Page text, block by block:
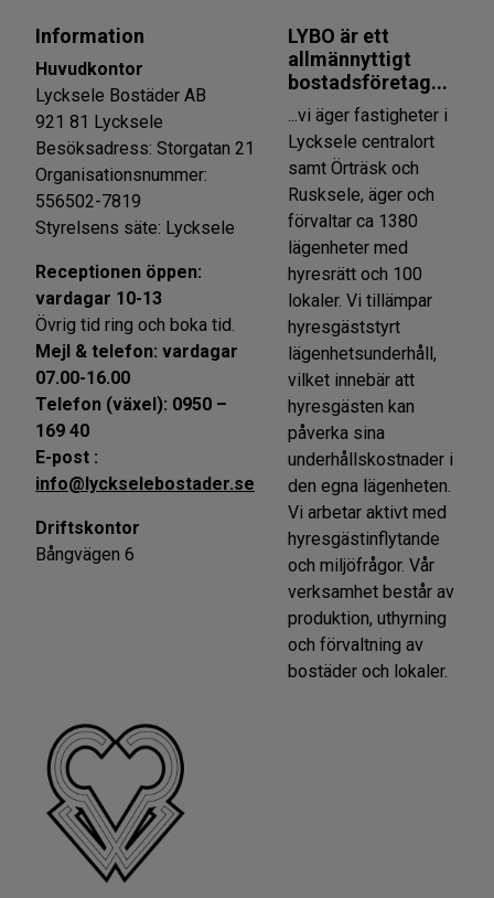
Information
Huvudkontor
Lycksele Bostäder AB
921 81 Lycksele
Besöksadress: Storgatan 21
Organisationsnummer:
556502-7819
Styrelsens säte: Lycksele
Receptionen öppen:
vardagar 10-13
Övrig tid ring och boka tid.
Mejl & telefon: vardagar
07.00-16.00
Telefon (växel): 0950 –
169 40
E-post :
info@lyckselebostader.se
Driftskontor
Bångvägen 6
LYBO är ett
allmännyttigt
bostadsföretag...
...vi äger fastigheter i
Lycksele centralort
samt Örträsk och
Rusksele, äger och
förvaltar ca 1380
lägenheter med
hyresrätt och 100
lokaler. Vi tillämpar
hyresgäststyrt
lägenhetsunderhåll,
vilket innebär att
hyresgästen kan
påverka sina
underhållskostnader i
den egna lägenheten.
Vi arbetar aktivt med
hyresgästinflytande
och miljöfrågor. Vår
verksamhet består av
produktion, uthyrning
och förvaltning av
bostäder och lokaler.